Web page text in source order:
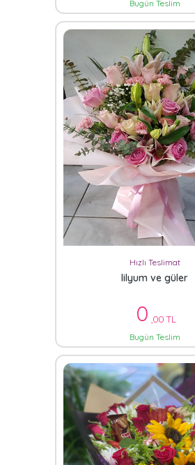
Bugün Teslim
Hızlı Teslimat
lilyum ve güler
0 ,00 TL
Bugün Teslim